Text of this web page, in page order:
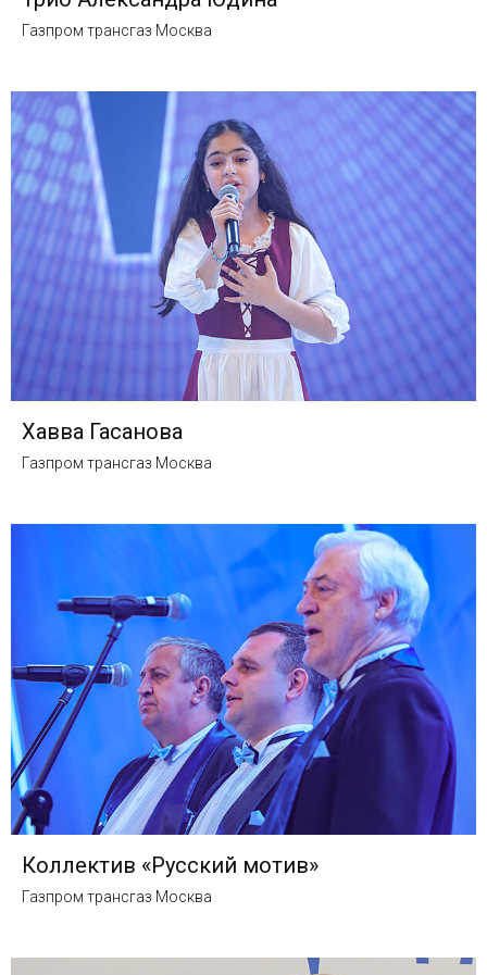
Газпром трансгаз Москва
Хавва Гасанова
Газпром трансгаз Москва
Коллектив «Русский мотив»
Газпром трансгаз Москва